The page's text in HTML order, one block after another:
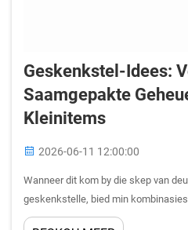
Geskenkstel-Idees:
Saamgepakte
Kleinitems
2026-06-11 12:00:00
Wanneer dit kom by die skep van
geskenkstelle, bied min
saamgepakte geheuelskum-